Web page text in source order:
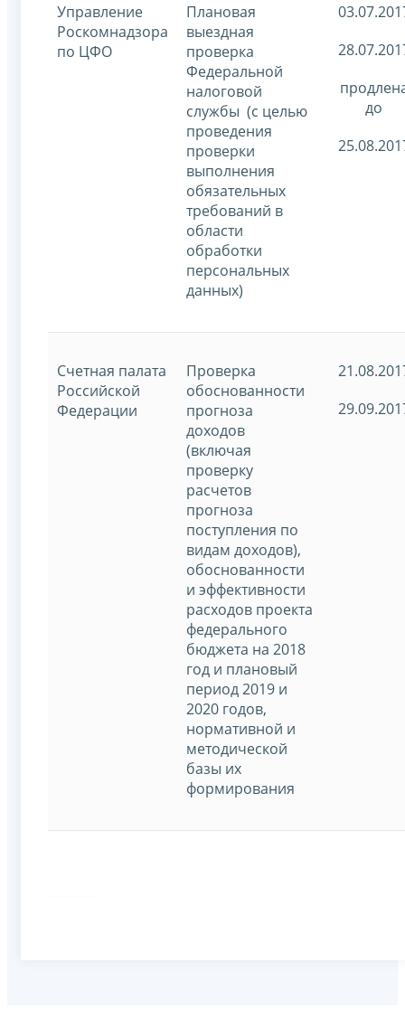
Управление
Роскомнадзора
по ЦФО
Плановая
выездная
проверка
Федеральной
налоговой
службы (с целью
проведения
проверки
выполнения
обязательных
требований в
области
обработки
персональных
данных)
до
Счетная палата
Российской
Федерации
Проверка
обоснованности
прогноза
доходов
(включая
проверку
расчетов
прогноза
поступления по
видам доходов),
обоснованности
и эффективности
расходов проекта
федерального
бюджета на 2018
год и плановый
период 2019 и
2020 годов,
нормативной и
методической
базы их
формирования